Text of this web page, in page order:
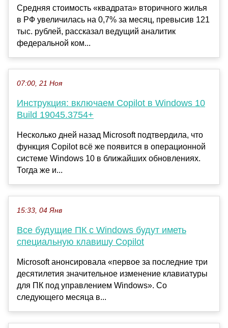
Средняя стоимость «квадрата» вторичного жилья
в РФ увеличилась на 0,7% за месяц, превысив 121
тыс. рублей, рассказал ведущий аналитик
федеральной ком...
07:00, 21 Ноя
Инструкция: включаем Copilot в Windows 10
Build 19045.3754+
Несколько дней назад Microsoft подтвердила, что
функция Copilot всё же появится в операционной
системе Windows 10 в ближайших обновлениях.
Тогда же и...
15:33, 04 Янв
Все будущие ПК с Windows будут иметь
специальную клавишу Copilot
Microsoft анонсировала «первое за последние три
десятилетия значительное изменение клавиатуры
для ПК под управлением Windows». Со
следующего месяца в...